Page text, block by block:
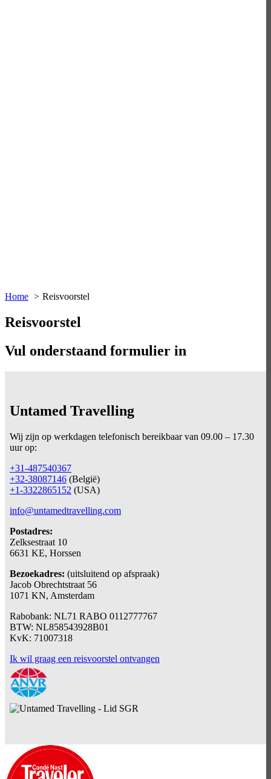
Home Reisvoorstel
Reisvoorstel
Vul onderstaand formulier in
Untamed Travelling
Wij zijn op werkdagen telefonisch bereikbaarvan 09.00 – 17.30
uur op:
+31-487540367
+32-38087146 (België)
+1-3322865152 (USA)
info@untamedtravelling.com
Postadres:
Zelksestraat 10
6631 KE, Horssen
Bezoekadres: (uitsluitend op afspraak)
Jacob Obrechtstraat 56
1071 KN, Amsterdam
Rabobank: NL71 RABO 0112777767
BTW: NL858543928B01
KvK: 71007318
Ik wil graag een reisvoorstel ontvangen